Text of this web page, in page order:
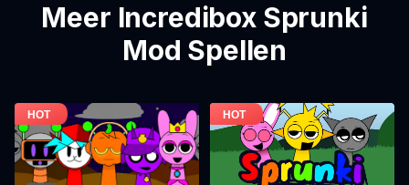
Meer Incredibox Sprunki
Mod Spellen